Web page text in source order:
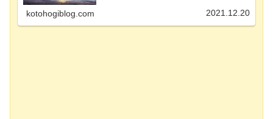
を感じさせる作風で広くオススメしやすい作品です。
kotohogiblog.com 2021.12.20